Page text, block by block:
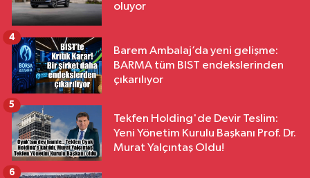
oluyor
Barem Ambalaj’da yeni gelişme:
BARMA tüm BIST endekslerinden
çıkarılıyor
4
Tekfen Holding'de Devir Teslim:
Yeni Yönetim Kurulu Başkanı Prof. Dr.
Murat Yalçıntaş Oldu!
5
6